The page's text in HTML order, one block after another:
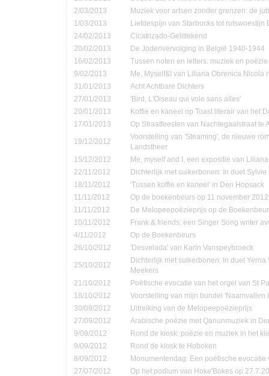
2/03/2013
Muziek voor artsen zonder grenzen: de
1/03/2013
Liefdespijn van Starbucks tot rotswoestijn
24/02/2013
Cicatrizado-Gelittekend
20/02/2013
De Jodenvervolging in België 1940-1944
16/02/2013
Tussen noten en letters: muziek en
9/02/2013
Me, Myself&I van Liliana Obrenica Nicola
31/01/2013
Acht Achtbare Dichters
27/01/2013
'Bird, L'Oiseau qui vole sans ailes'
20/01/2013
Koffie en kaneel op Toast literair van het
17/01/2013
Op Straatfeesten van Nachtegaalstraat te
19/12/2012
Voorstelling van 'Steaming', de nieuwe
Landstheer
15/12/2012
Me, myself and I, een expositie van
22/11/2012
Dichterlijk met suikerbonen: In duet
18/11/2012
'Tussen koffie en kaneel' in Den Hopsack
11/11/2012
Op de boekenbeurs op 11 november 2012
11/11/2012
De Melopeepoëzieprijs op de
10/11/2012
Frank & friends: een Singer Song writer
4/11/2012
Op de Boekenbeurs
26/10/2012
'Desvelada' van Karin Vanspeybroeck
25/10/2012
Dichterlijk met suikerbonen: In duet
Meekers
21/10/2012
Poëtische evocatie van het orgel van St
18/10/2012
Voorstelling van mijn bundel 'Naamvallen
30/09/2012
Uitreiking van de Melopeepoëzieprijs
27/09/2012
Arabische poëzie met Qanunmuziek in
9/09/2012
Rond de kiosk: poëzie en muziek in het
9/09/2012
Rond de kiosk te Hoboken
8/09/2012
Monumentendag: Een poëtische evocatie
27/07/2012
Op het podium van Hoke'Bokes op